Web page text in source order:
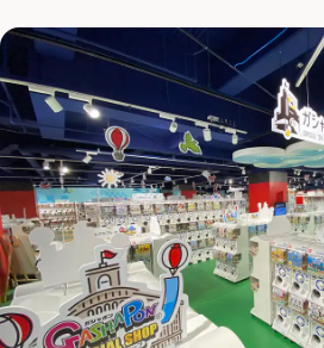
に大ヒットした映画「君...